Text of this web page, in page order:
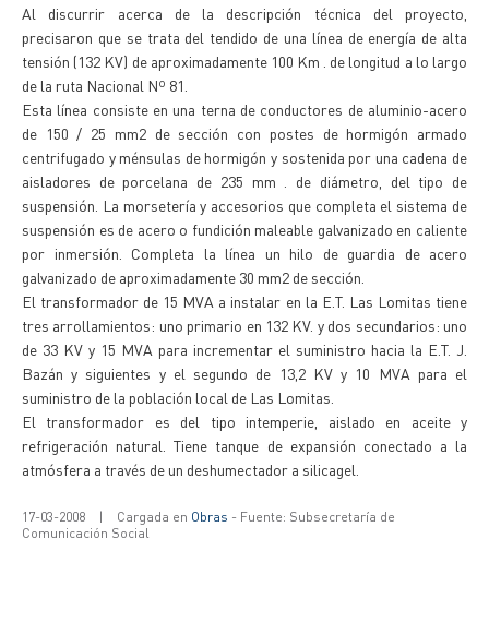
Al discurrir acerca de la descripción técnica del proyecto,
precisaron que se trata del tendido de una línea de energía de alta
tensión (132 KV) de aproximadamente 100 Km . de longitud a lo largo
de la ruta Nacional Nº 81.
Esta línea consiste en una terna de conductores de aluminio-acero
de 150 / 25 mm2 de sección con postes de hormigón armado
centrifugado y ménsulas de hormigón y sostenida por una cadena de
aisladores de porcelana de 235 mm . de diámetro, del tipo de
suspensión. La morsetería y accesorios que completa el sistema de
suspensión es de acero o fundición maleable galvanizado en caliente
por inmersión. Completa la línea un hilo de guardia de acero
galvanizado de aproximadamente 30 mm2 de sección.
El transformador de 15 MVA a instalar en la E.T. Las Lomitas tiene
tres arrollamientos: uno primario en 132 KV. y dos secundarios: uno
de 33 KV y 15 MVA para incrementar el suministro hacia la E.T. J.
Bazán y siguientes y el segundo de 13,2 KV y 10 MVA para el
suministro de la población local de Las Lomitas.
El transformador es del tipo intemperie, aislado en aceite y
refrigeración natural. Tiene tanque de expansión conectado a la
atmósfera a través de un deshumectador a silicagel.
17-03-2008 | Cargada en Obras - Fuente: Subsecretaría de
Comunicación Social